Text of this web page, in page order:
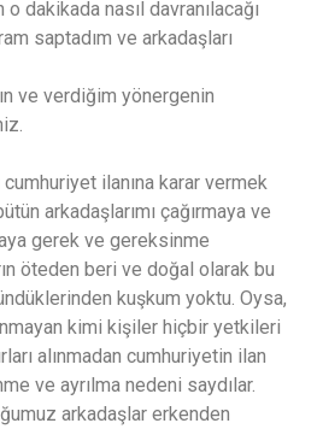
dakikada nasıl davranılacağı
saptadım ve arkadaşları
ve verdiğim yönergenin
ilanına karar vermek
arkadaşlarımı çağırmaya ve
gerek ve gereksinme
öteden beri ve doğal olarak bu
kuşkum yoktu. Oysa,
kimi kişiler hiçbir yetkileri
alınmadan cumhuriyetin ilan
ve ayrılma nedeni saydılar.
arkadaşlar erkenden